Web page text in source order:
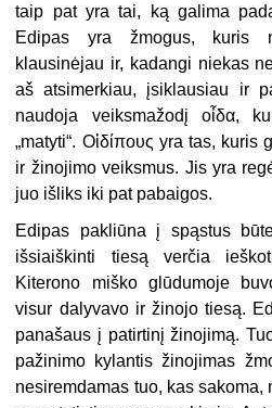
taip pat yra tai, ką galima
Edipas yra žmogus, kuris
klausinėjau ir, kadangi niekas
aš atsimerkiau, įsiklausiau ir
naudoja veiksmažodį οἶδα,
„matyti“. Οἱδίπους yra tas,
ir žinojimo veiksmus. Jis yra
juo išliks iki pat pabaigos.
Edipas pakliūna į spąstus
išsiaiškinti tiesą verčia
Kiterono miško glūdumoje
visur dalyvavo ir žinojo tiesą.
panašaus į patirtinį žinojimą.
pažinimo kylantis žinojimas
nesiremdamas tuo, kas